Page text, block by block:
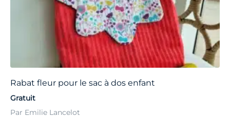
Rabat fleur pour le sac à dos enfant
Gratuit
Par Emilie Lancelot